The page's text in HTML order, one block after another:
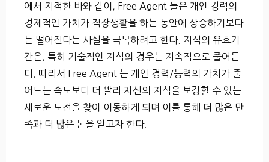
에서 지적한 바와 같이, Free Agent 들은 개인 경력의
경제적인 가치가 직장생활을 하는 동안에 상승하기보다
는 떨어진다는 사실을 극복하려고 한다. 지식의 유효기
간은, 특히 기술적인 지식의 경우는 지속적으로 줄어든
다. 따라서 Free Agent 는 개인 경력/능력의 가치가 줄
어드는 속도보다 더 빨리 자신의 지식을 보강할 수 있는
새로운 도전을 찾아 이동하게 되며 이를 통해 더 많은 만
족과 더 많은 돈을 얻고자 한다.